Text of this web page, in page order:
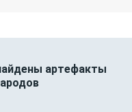
артефакты